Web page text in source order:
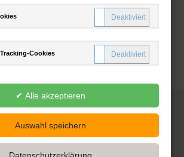
Cookies
ist ein Angebot der
mbH